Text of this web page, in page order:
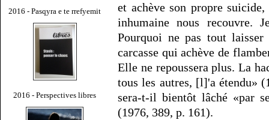
2016 - Pasqyra e te rrefyemit
2016 - Perspectives libres
et achève son propre
inhumaine nous recouvre.
Pourquoi ne pas tout
carcasse qui achève de
Elle ne repoussera plus. La
tous les autres, [l]'a étendu»
sera-t-il bientôt lâché «par
(1976, 389, p. 161).